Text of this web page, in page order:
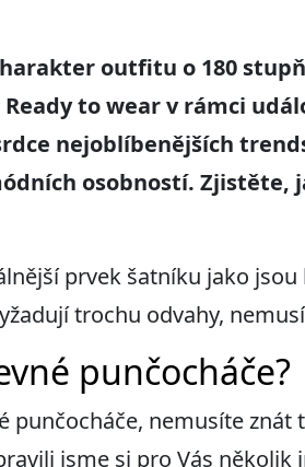
outfitu o 180 st
Ready to wearv rámci udá
nejoblíbenějších
osobností. Zjistěte,
prvek šatníku jako
trochu odvahy,
punčocháče?
nemusíte znát
jsme si pro Vás několik